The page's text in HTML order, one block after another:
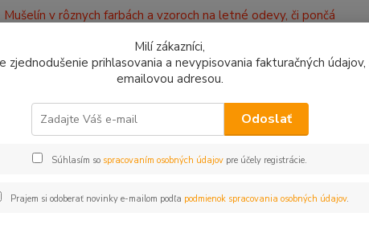
Mušelín v rôznych farbách a vzoroch na letné odevy, či pončá
Wafle horčica
horčica
Milí zákazníci,
zjednodušenie prihlasovania a nevypisovania fakturačných
emailovou adresou.
Odoslať
Súhlasím so spracovaním osobných údajov pre účely registrácie.
Prajem si odoberať novinky e-mailom podľa podmienok spracovania osobných údajov.